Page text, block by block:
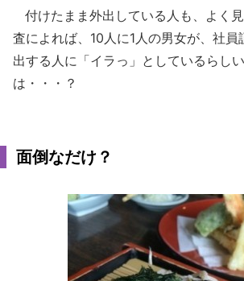
付けたまま外出している人も、よく
査によれば、10人に1人の男女が、社
出する人に「イラっ」としているらし
は・・・？
面倒なだけ？